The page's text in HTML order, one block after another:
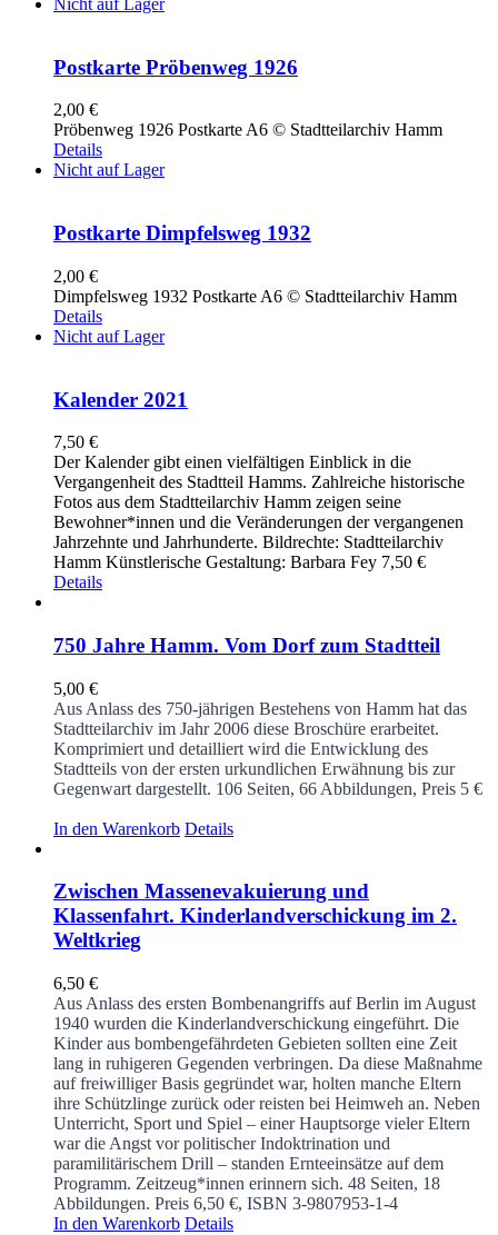
Nicht auf Lager
Postkarte Pröbenweg 1926
2,00 €
Pröbenweg 1926 Postkarte A6 © Stadtteilarchiv Hamm
Details
Nicht auf Lager
Postkarte Dimpfelsweg 1932
2,00 €
Dimpfelsweg 1932 Postkarte A6 © Stadtteilarchiv Hamm
Details
Nicht auf Lager
Kalender 2021
7,50 €
Der Kalender gibt einen vielfältigen Einblick in die
Vergangenheit des Stadtteil Hamms. Zahlreiche historische
Fotos aus dem Stadtteilarchiv Hamm zeigen seine
Bewohner*innen und die Veränderungen der vergangenen
Jahrzehnte und Jahrhunderte. Bildrechte: Stadtteilarchiv
Hamm Künstlerische Gestaltung: Barbara Fey 7,50 €
Details
750 Jahre Hamm. Vom Dorf zum Stadtteil
5,00 €
Aus Anlass des 750-jährigen Bestehens von Hamm hat das
Stadtteilarchiv im Jahr 2006 diese Broschüre erarbeitet.
Komprimiert und detailliert wird die Entwicklung des
Stadtteils von der ersten urkundlichen Erwähnung bis zur
Gegenwart dargestellt. 106 Seiten, 66 Abbildungen, Preis 5 €
In den Warenkorb Details
Zwischen Massenevakuierung und
Klassenfahrt. Kinderlandverschickung im 2.
Weltkrieg
6,50 €
Aus Anlass des ersten Bombenangriffs auf Berlin im August
1940 wurden die Kinderlandverschickung eingeführt. Die
Kinder aus bombengefährdeten Gebieten sollten eine Zeit
lang in ruhigeren Gegenden verbringen. Da diese Maßnahme
auf freiwilliger Basis gegründet war, holten manche Eltern
ihre Schützlinge zurück oder reisten bei Heimweh an. Neben
Unterricht, Sport und Spiel – einer Hauptsorge vieler Eltern
war die Angst vor politischer Indoktrination und
paramilitärischem Drill – standen Ernteeinsätze auf dem
Programm. Zeitzeug*innen erinnern sich. 48 Seiten, 18
Abbildungen. Preis 6,50 €, ISBN 3-9807953-1-4
In den Warenkorb Details